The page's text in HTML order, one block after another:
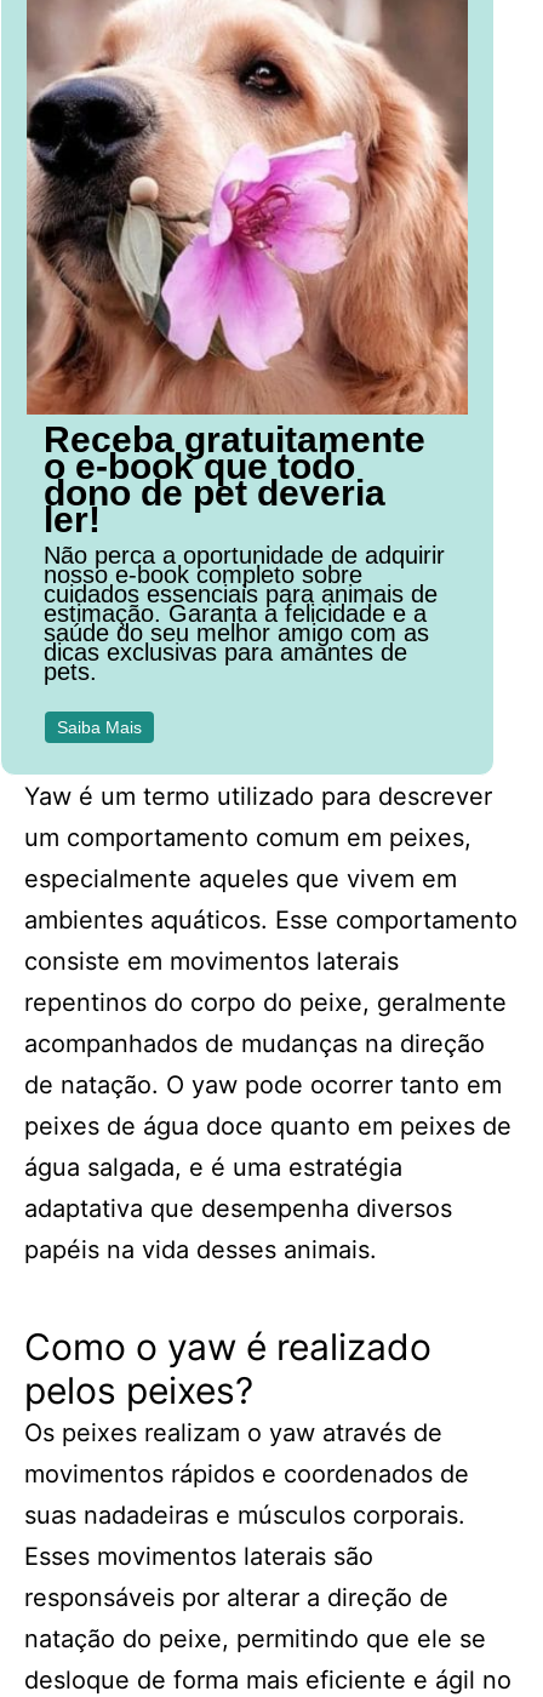
Receba gratuitamente
o e-book que todo
dono de pet deveria
ler!
Não perca a oportunidade de adquirir
nosso e-book completo sobre
cuidados essenciais para animais de
estimação. Garanta a felicidade e a
saúde do seu melhor amigo com as
dicas exclusivas para amantes de
pets.
Saiba Mais
Yaw é um termo utilizado para descrever
um comportamento comum em peixes,
especialmente aqueles que vivem em
ambientes aquáticos. Esse comportamento
consiste em movimentos laterais
repentinos do corpo do peixe, geralmente
acompanhados de mudanças na direção
de natação. O yaw pode ocorrer tanto em
peixes de água doce quanto em peixes de
água salgada, e é uma estratégia
adaptativa que desempenha diversos
papéis na vida desses animais.
Como o yaw é realizado
pelos peixes?
Os peixes realizam o yaw através de
movimentos rápidos e coordenados de
suas nadadeiras e músculos corporais.
Esses movimentos laterais são
responsáveis por alterar a direção de
natação do peixe, permitindo que ele se
desloque de forma mais eficiente e ágil no